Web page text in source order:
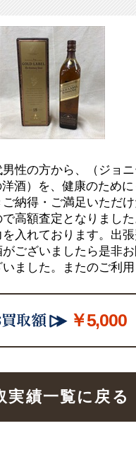
性の方から、（ジョ
）を、健康のために
納得・ご満足いただけ
高額査定となりまし
入れております。出
ございましたら是非
ました。またのご利
￥5,000
実績一覧に戻る